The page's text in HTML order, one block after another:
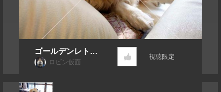
ゴールデンレトリ
ーバーロビン仮面
視聴限定